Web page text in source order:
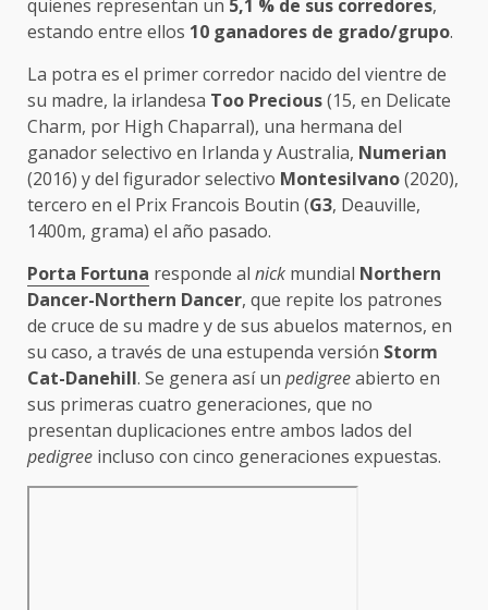
quienes representan un 5,1 % de sus corredores,
estando entre ellos 10 ganadores de grado/grupo.
La potra es el primer corredor nacido del vientre de
su madre, la irlandesa Too Precious(15, en Delicate
Charm, por High Chaparral), una hermana del
ganador selectivo en Irlanda y Australia, Numerian
(2016) y del figurador selectivo Montesilvano(2020),
tercero en el Prix Francois Boutin (G3, Deauville,
1400m, grama) el año pasado.
Porta Fortuna responde al nick mundial Northern
Dancer-Northern Dancer, que repite los patrones
de cruce de su madre y de sus abuelos maternos, en
su caso, a través de una estupenda versión Storm
Cat-Danehill. Se genera así un pedigreeabierto en
sus primeras cuatro generaciones, que no
presentan duplicaciones entre ambos lados del
pedigree incluso con cinco generaciones expuestas.